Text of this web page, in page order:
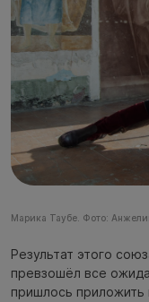
Марика Таубе. Фото:
Результат этого
превзошёл все
пришлось